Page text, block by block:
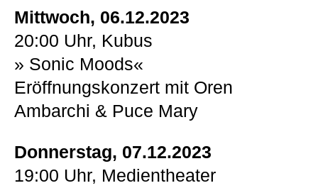
Mittwoch, 06.12.2023
20:00 Uhr, Kubus
» Sonic Moods«
Eröffnungskonzert mit Oren
Ambarchi & Puce Mary
Donnerstag, 07.12.2023
19:00 Uhr, Medientheater